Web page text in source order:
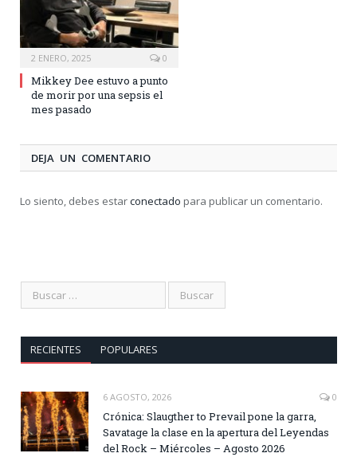
2 ENERO, 2025 0
Mikkey Dee estuvo a punto
de morir por una sepsis el
mes pasado
DEJA UN COMENTARIO
Lo siento, debes estarconectado para publicar un comentario.
RECIENTES POPULARES
6 AGOSTO, 2026 0
Crónica: Slaugther to Prevail pone la garra,
Savatage la clase en la apertura del Leyendas
del Rock – Miércoles – Agosto 2026